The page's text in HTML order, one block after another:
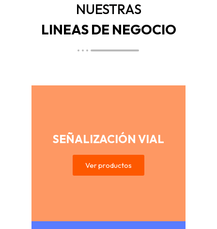
NUESTRAS
LINEAS DE NEGOCIO
SEÑALIZACIÓN VIAL
Ver productos